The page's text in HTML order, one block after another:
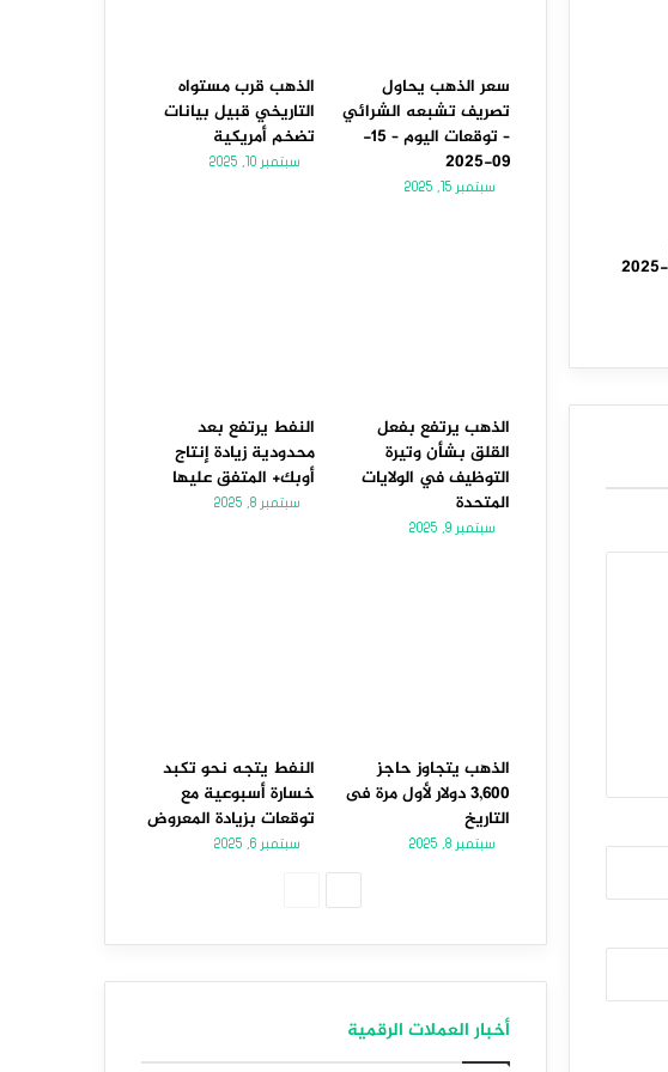
سعر الذهب يحاول
تصريف تشبعه الشرائي
– توقعات اليوم – 15-
09-2025
سبتمبر 15, 2025
الذهب قرب مستواه
التاريخي قبيل بيانات
تضخم أمريكية
سبتمبر 10, 2025
الذهب يرتفع بفعل
القلق بشأن وتيرة
التوظيف في الولايات
المتحدة
سبتمبر 9, 2025
النفط يرتفع بعد
محدودية زيادة إنتاج
أوبك+ المتفق عليها
سبتمبر 8, 2025
الذهب يتجاوز حاجز
3,600 دولار لأول مرة فى
التاريخ
سبتمبر 8, 2025
النفط يتجه نحو تكبد
خسارة أسبوعية مع
توقعات بزيادة المعروض
سبتمبر 6, 2025
أخبار العملات الرقمية